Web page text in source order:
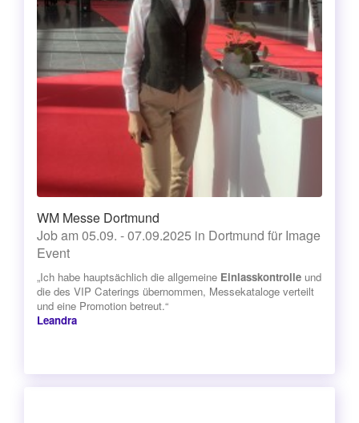
WM Messe Dortmund
Job am 05.09. - 07.09.2025 in Dortmund für Image
Event
„Ich habe hauptsächlich die allgemeine Einlasskontrolle und
die des VIP Caterings übernommen, Messekataloge verteilt
und eine Promotion betreut.“
Leandra